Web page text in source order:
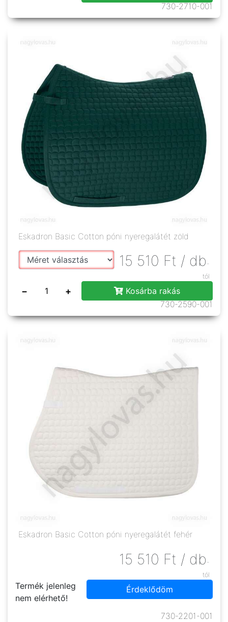
730-2710-001
Eskadron Basic Cotton póni nyeregalátét zöld
15 510 Ft / db -
tól
− +
Kosárba rakás
730-2590-001
Eskadron Basic Cotton póni nyeregalátét fehér
15 510 Ft / db -
tól
Termék jelenleg
nem elérhető!
Érdeklődöm
730-2201-001